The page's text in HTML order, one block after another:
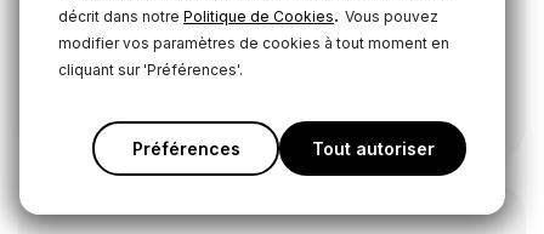
décrit dans notre Politique de Cookies. Vous pouvez
modifier vos paramètres de cookies à tout moment en
cliquant sur 'Préférences'.
Préférences Tout autoriser
Microphone à condensateur cardioïde de 3/4 pouce